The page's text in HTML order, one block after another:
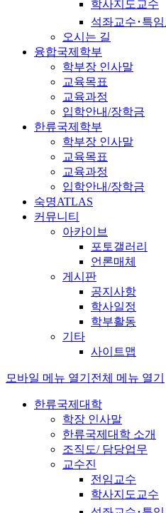
학사지도교수
석좌교수･특
오시는 길
융합국제학부
학부장 인사말
교육목표
교육과정
입학안내/장학금
한류국제학부
학부장 인사말
교육목표
교육과정
입학안내/장학금
숙명ATLAS
커뮤니티
아카이브
포토갤러리
언론매체
게시판
공지사항
학사일정
학부활동
기타
사이트맵
모바일 메뉴 열기 전체 메뉴 열기
한류국제대학
학장 인사말
한류국제대학 소개
조직도/ 담당업무
교수진
전임교수
학사지도교수